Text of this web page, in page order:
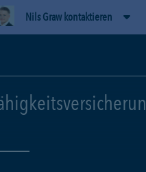
Nils Graw kontaktieren